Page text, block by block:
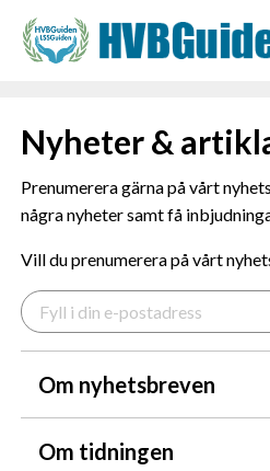
Nyheter &
Prenumerera gärna på vårt
några nyheter samt få
Vill du prenumerera på vårt
Om nyhetsbreven
Om tidningen